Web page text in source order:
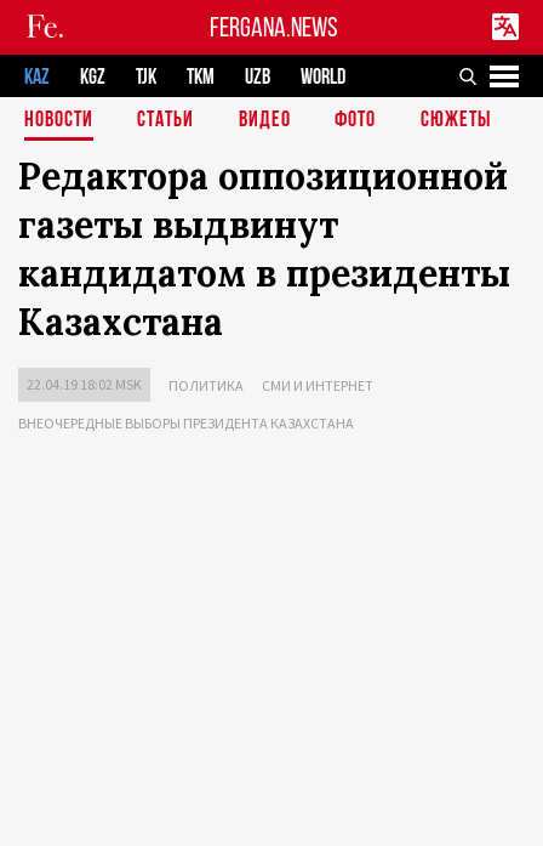
FERGANA.NEWS
KAZ KGZ TJK TKM UZB
WORLD
НОВОСТИ
СТАТЬИ ВИДЕО ФОТО СЮЖЕТЫ
Редактора оппозиционной
газеты выдвинут
кандидатом в президенты
Казахстана
22.04.19 18:02 MSK ПОЛИТИКА СМИ И ИНТЕРНЕТ
ВНЕОЧЕРЕДНЫЕ ВЫБОРЫ ПРЕЗИДЕНТА КАЗАХСТАНА